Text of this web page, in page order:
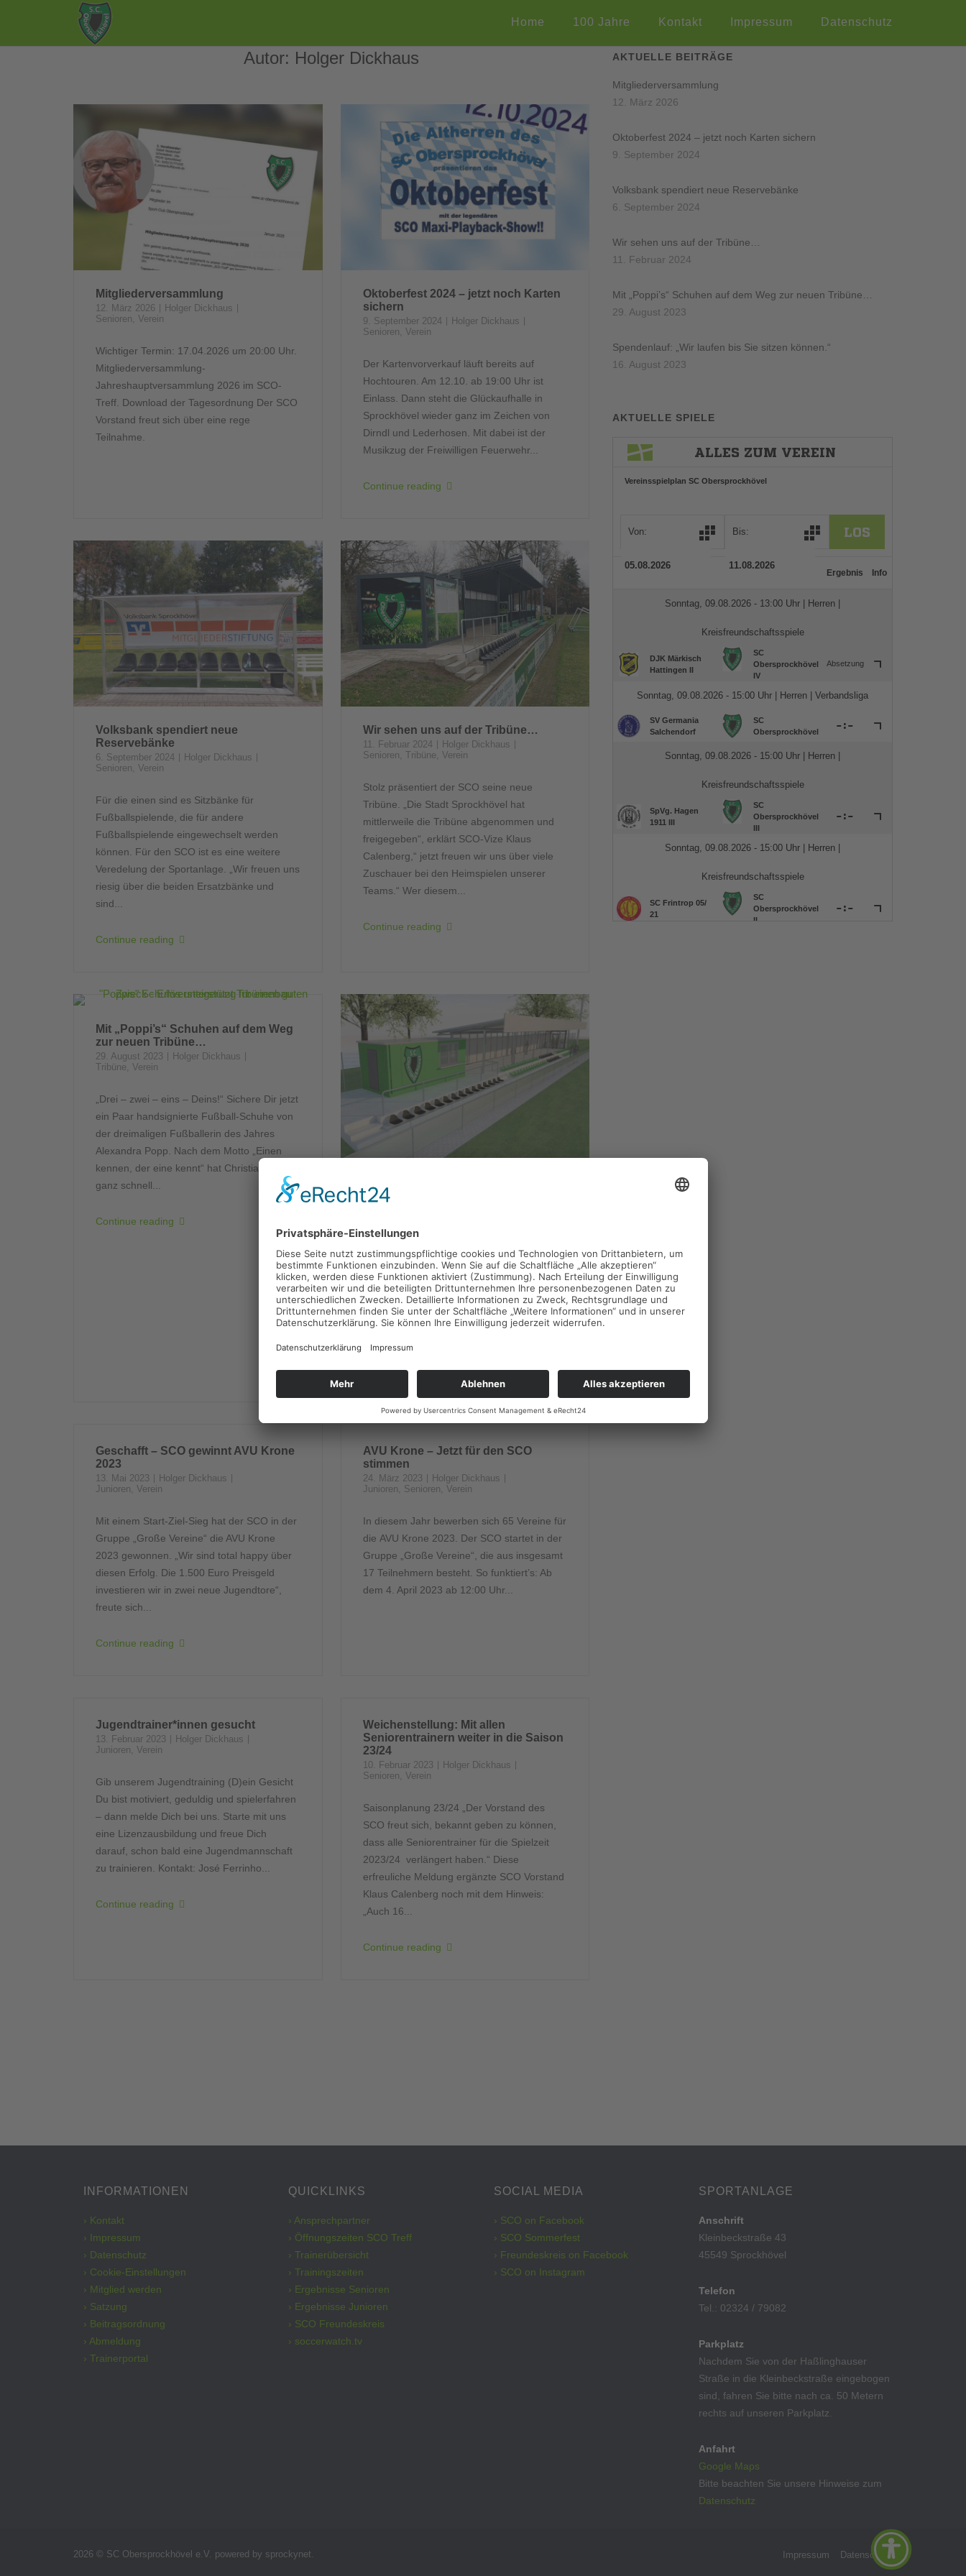
Home 100 Jahre Kontakt Impressum Datenschutz
Autor: Holger Dickhaus
Mitgliederversammlung
12. März 2026
Holger Dickhaus
Senioren, Verein
Wichtiger Termin: 17.04.2026 um 20:00 Uhr.
Mitgliederversammlung-
Jahreshauptversammlung 2026 im SCO-
Treff. Download der Tagesordnung Der SCO
Vorstand freut sich über eine rege
Teilnahme.
Oktoberfest 2024 – jetzt noch Karten
sichern
9. September 2024
Holger Dickhaus
Senioren, Verein
Der Kartenvorverkauf läuft bereits auf
Hochtouren. Am 12.10. ab 19:00 Uhr ist
Einlass. Dann steht die Glückaufhalle in
Sprockhövel wieder ganz im Zeichen von
Dirndl und Lederhosen. Mit dabei ist der
Musikzug der Freiwilligen Feuerwehr...
Continue reading
Volksbank spendiert neue
Reservebänke
6. September 2024
Holger Dickhaus
Senioren, Verein
Für die einen sind es Sitzbänke für
Fußballspielende, die für andere
Fußballspielende eingewechselt werden
können. Für den SCO ist es eine weitere
Veredelung der Sportanlage. „Wir freuen uns
riesig über die beiden Ersatzbänke und
sind...
Continue reading
Wir sehen uns auf der Tribüne…
11. Februar 2024
Holger Dickhaus
Senioren, Tribüne, Verein
Stolz präsentiert der SCO seine neue
Tribüne. „Die Stadt Sprockhövel hat
mittlerweile die Tribüne abgenommen und
freigegeben“, erklärt SCO-Vize Klaus
Calenberg,“ jetzt freuen wir uns über viele
Zuschauer bei den Heimspielen unserer
Teams.“ Wer diesem...
Continue reading
Mit „Poppi’s“ Schuhen auf dem Weg
zur neuen Tribüne…
29. August 2023
Holger Dickhaus
Tribüne, Verein
„Drei – zwei – eins – Deins!“ Sichere Dir jetzt
ein Paar handsignierte Fußball-Schuhe von
der dreimaligen Fußballerin des Jahres
Alexandra Popp. Nach dem Motto „Einen
kennen, der eine kennt“ hat Christian Rudoff
ganz schnell...
Continue reading
20. Mai 2023
In einem gemeinsamen Brief von
Vorstände Detlef Westerhoff und Dr. Hans-
Jörg Gasterich alle Mitglieder, Freunde und
Förderer auf, bei der großen
Spendenaktion „Tribüne“ mitzumachen. „Wir
Continue reading
Geschafft – SCO gewinnt AVU Krone
2023
13. Mai 2023
Holger Dickhaus
Junioren, Verein
Mit einem Start-Ziel-Sieg hat der SCO in der
Gruppe „Große Vereine“ die AVU Krone
2023 gewonnen. „Wir sind total happy über
diesen Erfolg. Die 1.500 Euro Preisgeld
investieren wir in zwei neue Jugendtore“,
freute sich...
Continue reading
AVU Krone – Jetzt für den SCO
stimmen
24. März 2023
Holger Dickhaus
Junioren, Senioren, Verein
In diesem Jahr bewerben sich 65 Vereine für
die AVU Krone 2023. Der SCO startet in der
Gruppe „Große Vereine“, die aus insgesamt
17 Teilnehmern besteht. So funktiert’s: Ab
dem 4. April 2023 ab 12:00 Uhr...
Jugendtrainer*innen gesucht
13. Februar 2023
Holger Dickhaus
Junioren, Verein
Gib unserem Jugendtraining (D)ein Gesicht
Du bist motiviert, geduldig und spielerfahren
– dann melde Dich bei uns. Starte mit uns
eine Lizenzausbildung und freue Dich
darauf, schon bald eine Jugendmannschaft
zu trainieren. Kontakt: José Ferrinho...
Continue reading
Weichenstellung: Mit allen
Seniorentrainern weiter in die Saison
23/24
10. Februar 2023
Holger Dickhaus
Senioren, Verein
Saisonplanung 23/24 „Der Vorstand des
SCO freut sich, bekannt geben zu können,
dass alle Seniorentrainer für die Spielzeit
2023/24 verlängert haben.“ Diese
erfreuliche Meldung ergänzte SCO Vorstand
Klaus Calenberg noch mit dem Hinweis:
„Auch 16...
Continue reading
AKTUELLE BEITRÄGE
Mitgliederversammlung
12. März 2026
Oktoberfest 2024 – jetzt noch Karten sichern
9. September 2024
Volksbank spendiert neue Reservebänke
6. September 2024
Wir sehen uns auf der Tribüne…
11. Februar 2024
Mit „Poppi’s“ Schuhen auf dem Weg zur neuen Tribüne…
29. August 2023
Spendenlauf: „Wir laufen bis Sie sitzen können.“
16. August 2023
AKTUELLE SPIELE
INFORMATIONEN
› Kontakt
› Impressum
› Datenschutz
› Cookie-Einstellungen
› Mitglied werden
› Satzung
› Beitragsordnung
› Abmeldung
› Trainerportal
QUICKLINKS
› Ansprechpartner
› Öffnungszeiten SCO Treff
› Trainerübersicht
› Trainingszeiten
› Ergebnisse Senioren
› Ergebnisse Junioren
› SCO Freundeskreis
› soccerwatch.tv
SOCIAL MEDIA
› SCO on Facebook
› SCO Sommerfest
› Freundeskreis on Facebook
› SCO on Instagram
SPORTANLAGE
Anschrift
Kleinbeckstraße 43
45549 Sprockhövel
Telefon
Tel.: 02324 / 79082
Parkplatz
Nachdem Sie von der Haßlinghauser
Straße in die Kleinbeckstraße eingebogen
sind, fahren Sie bitte nach ca. 50 Metern
rechts auf unseren Parkplatz.
Anfahrt
Google Maps
Bitte beachten Sie unsere Hinweise zum
Datenschutz
2026 © SC Obersprockhövel e.V. powered by sprockynet. Impressum Datenschutz